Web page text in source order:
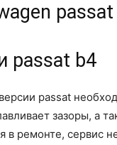
passat b4
passat
зазоры, а
в ремонте, сервис